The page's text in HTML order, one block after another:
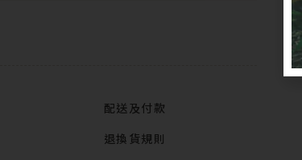
配送及付款
退換貨規則